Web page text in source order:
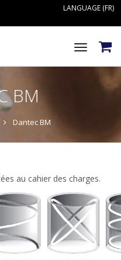
LANGUAGE (FR)
Toggle
BM
Dantec BM
au cahier des charges.